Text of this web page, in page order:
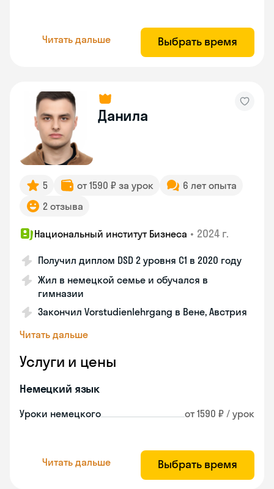
Читать дальше Выбрать время
Данила
5 от 1590 ₽ за урок
6 лет опыта
2 отзыва
Национальный институт Бизнеса • 2024 г.
Получил диплом DSD 2 уровня С1 в 2020 году
Жил в немецкой семье и обучался в
гимназии
Закончил Vorstudienlehrgang в Вене, Австрия
Читать дальше
Услуги и цены
Немецкий язык
Уроки немецкого от 1590 ₽ / урок
Читать дальше Выбрать время